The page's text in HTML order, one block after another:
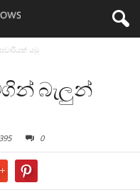
යමු
බැලුන්
0